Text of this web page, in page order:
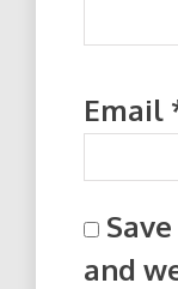
Email
and